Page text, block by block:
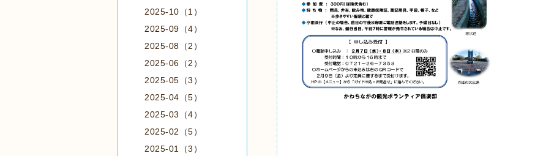
2025-10（1）
2025-09（4）
2025-08（2）
2025-06（2）
2025-05（3）
2025-04（5）
2025-03（4）
2025-02（5）
2025-01（3）